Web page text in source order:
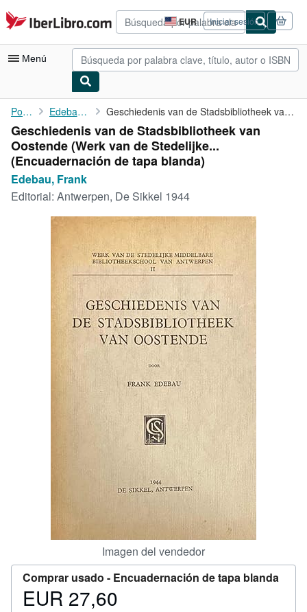
Pasar al contenido principal
IberLibro.com EUR
Preferencias
de
compra
del
Iniciar sesión
Menú
Mi cuenta
Consultar mis pedidos
Búsqueda avanzada
Colecciones
Arte y coleccionismo
Comenzar a vender
CERRAR
Portada Edebau, Frank Geschiedenis van de Stadsbibliotheek van Oostende (Werk van de ...
Geschiedenis van de Stadsbibliotheek van
Oostende (Werk van de Stedelijke...
(Encuadernación de tapa blanda)
Edebau, Frank
Editorial: Antwerpen, De Sikkel 1944
Imagen del vendedor
Comprar usado - Encuadernación de tapa blanda
Precio
EUR 27,60